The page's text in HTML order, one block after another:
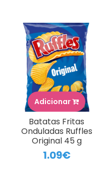
Adicionar
Batatas Fritas
Onduladas Ruffles
Original 45 g
1.09€